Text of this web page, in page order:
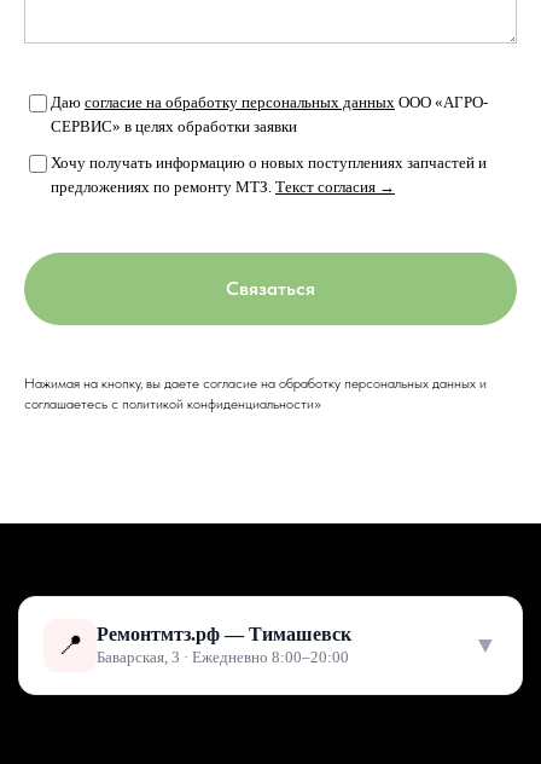
Даю согласие на обработку персональных данных ООО «АГРО-
СЕРВИС» в целях обработки заявки
Хочу получать информацию о новых поступлениях запчастей и
предложениях по ремонту МТЗ. Текст согласия →
Связаться
Нажимая на кнопку, вы даете согласие на обработку персональных данных и
соглашаетесь c политикой конфиденциальности»
📍 Ремонтмтз.рф — Тимашевск
Баварская, 3 · Ежедневно 8:00–20:00 ▼